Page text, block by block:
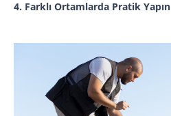
4. Farklı Ortamlarda Pratik Yapın